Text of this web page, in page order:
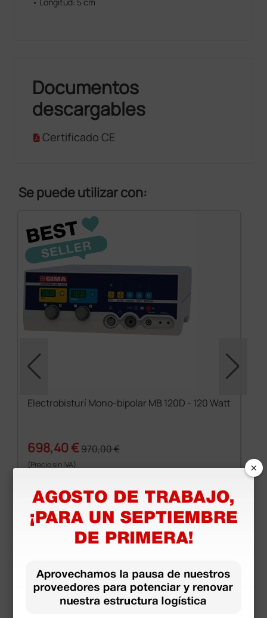
Documentos
descargables
Certificado CE
Se puede utilizar con:
Electrobisturí Mono-bipolar MB 120D - 120 Watt
698,40 €970,00 €
(Precio sin IVA)
Productos similares
×